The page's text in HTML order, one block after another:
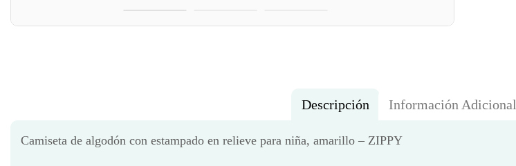
Descripción Información Adicional
Camiseta de algodón con estampado en relieve para niña, amarillo – ZIPPY